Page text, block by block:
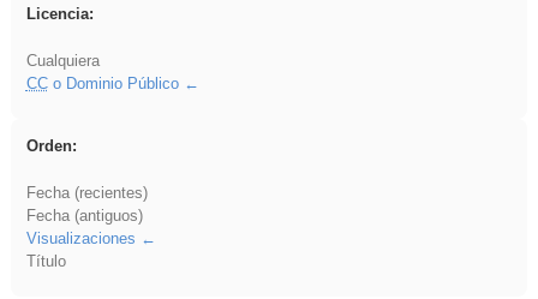
Licencia:
Cualquiera
CCo Dominio Público
Orden:
Fecha (recientes)
Fecha (antiguos)
Visualizaciones
Título